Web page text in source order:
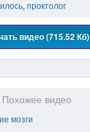
проктолог
видео (715.52 Кб)
Похожее видео
мозги